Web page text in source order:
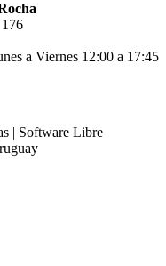
a Viernes 12:00 a 17:45
| Software Libre